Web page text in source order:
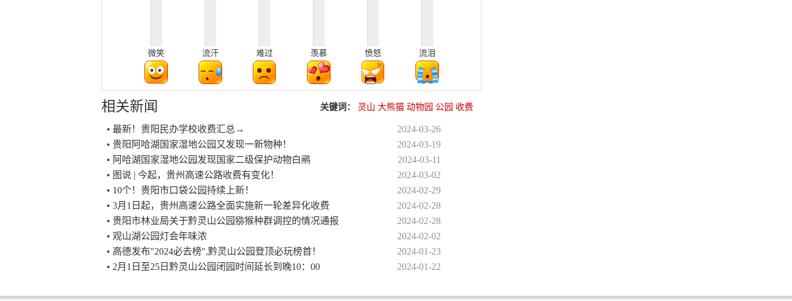
微笑 流汗 难过 羡慕 愤怒 流泪
相关新闻 关键词： 灵山 大熊猫 动物园 公园 收费
• 最新！贵阳民办学校收费汇总→
2024-03-26
• 贵阳阿哈湖国家湿地公园又发现一新物种！
2024-03-19
• 阿哈湖国家湿地公园发现国家二级保护动物白鹇
2024-03-11
• 图说 | 今起，贵州高速公路收费有变化！
2024-03-02
• 10个！贵阳市口袋公园持续上新！
2024-02-29
• 3月1日起，贵州高速公路全面实施新一轮差异化收费
2024-02-28
• 贵阳市林业局关于黔灵山公园猕猴种群调控的情况通报
2024-02-28
• 观山湖公园灯会年味浓
2024-02-02
• 高德发布"2024必去榜",黔灵山公园登顶必玩榜首！
2024-01-23
• 2月1日至25日黔灵山公园闭园时间延长到晚10：00
2024-01-22